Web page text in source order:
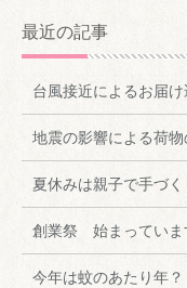
最近の記事
台風接近によるお届
地震の影響による荷
夏休みは親子で手づく
創業祭 始まっていま
今年は蚊のあたり年